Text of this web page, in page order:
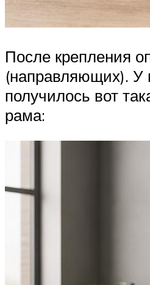
После крепления
(направляющих). У
получилось вот
рама: